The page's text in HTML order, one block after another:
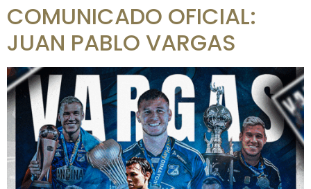
COMUNICADO OFICIAL:
JUAN PABLO VARGAS